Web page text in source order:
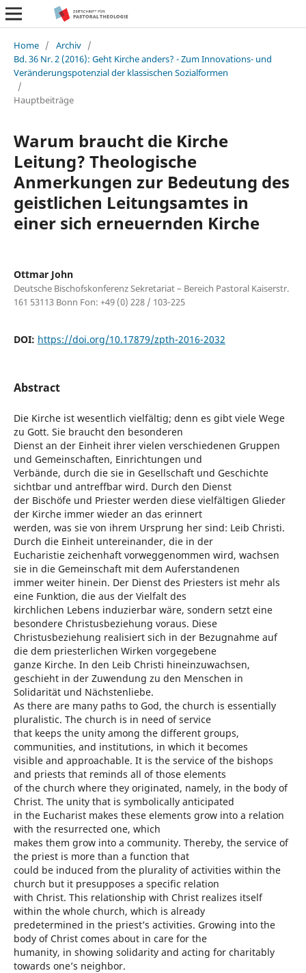
Home / Archiv /
Bd. 36 Nr. 2 (2016): Geht Kirche anders? - Zum Innovations- und
Veränderungspotenzial der klassischen Sozialformen
/
Hauptbeiträge
Warum braucht die Kirche
Leitung? Theologische
Anmerkungen zur Bedeutung des
geistlichen Leitungsamtes in
einer sich erneuernden Kirche
Ottmar John
Deutsche Bischofskonferenz Sekretariat – Bereich Pastoral Kaiserstr.
161 53113 Bonn Fon: +49 (0) 228 / 103‐225
DOI: https://doi.org/10.17879/zpth-2016-2032
Abstract
Die Kirche ist wesentlich vielfältig; denn es gibt viele Wege
zu Gott. Sie braucht den besonderen
Dienst an der Einheit ihrer vielen verschiedenen Gruppen
und Gemeinschaften, Einrichtungen und
Verbände, durch die sie in Gesellschaft und Geschichte
sichtbar und antreffbar wird. Durch den Dienst
der Bischöfe und Priester werden diese vielfältigen Glieder
der Kirche immer wieder an das erinnert
werden, was sie von ihrem Ursprung her sind: Leib Christi.
Durch die Einheit untereinander, die in der
Eucharistie zeichenhaft vorweggenommen wird, wachsen
sie in die Gemeinschaft mit dem Auferstandenen
immer weiter hinein. Der Dienst des Priesters ist mehr als
eine Funktion, die aus der Vielfalt des
kirchlichen Lebens induzierbar wäre, sondern setzt eine
besondere Christusbeziehung voraus. Diese
Christusbeziehung realisiert sich in der Bezugnahme auf
die dem priesterlichen Wirken vorgegebene
ganze Kirche. In den Leib Christi hineinzuwachsen,
geschieht in der Zuwendung zu den Menschen in
Solidarität und Nächstenliebe.
As there are many paths to God, the church is essentially
pluralistic. The church is in need of service
that keeps the unity among the different groups,
communities, and institutions, in which it becomes
visible and approachable. It is the service of the bishops
and priests that reminds all of those elements
of the church where they originated, namely, in the body of
Christ. The unity that is symbolically anticipated
in the Eucharist makes these elements grow into a relation
with the resurrected one, which
makes them grow into a community. Thereby, the service of
the priest is more than a function that
could be induced from the plurality of activities within the
church but it presupposes a specific relation
with Christ. This relationship with Christ realizes itself
within the whole church, which is already
predetermined in the priest’s activities. Growing into the
body of Christ comes about in care for the
humanity, in showing solidarity and acting for charitably
towards one’s neighbor.